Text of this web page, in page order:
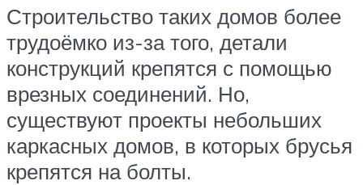
Строительство таких домов более
трудоёмко из-за того, детали
конструкций крепятся с помощью
врезных соединений. Но,
существуют проекты небольших
каркасных домов, в которых брусья
крепятся на болты.